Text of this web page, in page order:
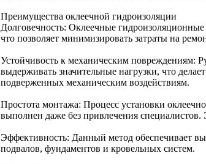
Преимущества оклеечной гидроизоляции
Долговечность: Оклеечные
что позволяет минимизировать затраты на
Устойчивость к механическим повреждениям:
выдерживать значительные нагрузки, что
подверженных механическим воздействиям.
Простота монтажа: Процесс установки
выполнен даже без привлечения специалистов.
Эффективность: Данный метод обеспечивает
подвалов, фундаментов и кровельных систем.